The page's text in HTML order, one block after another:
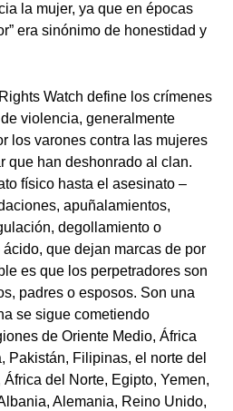
la mujer, ya que en épocas
era sinónimo de honestidad y
Watch define los crímenes
violencia, generalmente
los varones contra las mujeres
que han deshonrado al clan.
físico hasta el asesinato –
apuñalamientos,
degollamiento o
que dejan marcas de por
es que los perpetradores son
padres o esposos. Son una
se sigue cometiendo
de Oriente Medio, África
Pakistán, Filipinas, el norte del
del Norte, Egipto, Yemen,
Alemania, Reino Unido,